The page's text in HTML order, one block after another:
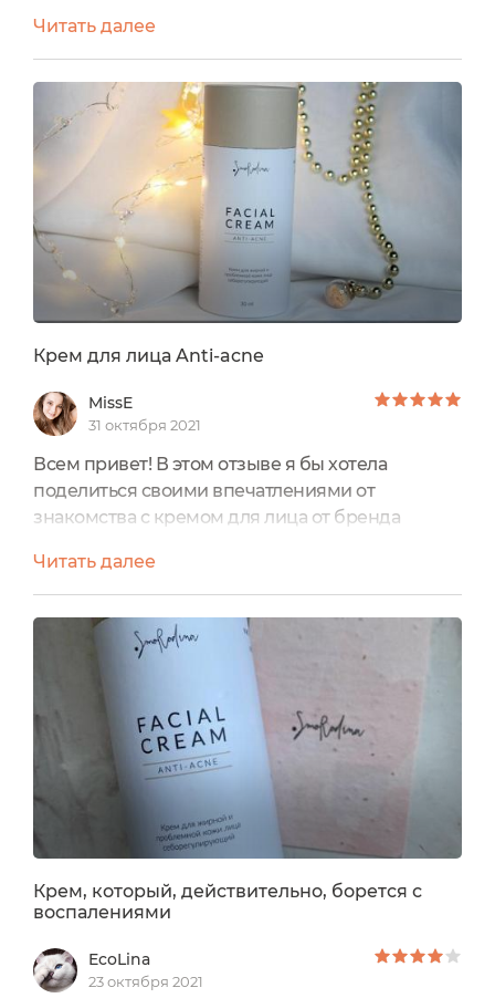
по прошествии месяца. Мой тип кожи...У меня
кожа возрастная, местами появились
шелушения, это скорее никак не связанно с
возрастом, просто на данный момент, я
прохожу лечение и это отражается на коже, в
том числе и сыпью. Да-да, так меня...
Читать далее
Крем для лица Anti-acne
MissE
31 октября 2021
Всем привет! В этом отзыве я бы хотела
поделиться своими впечатлениями от
знакомства с кремом для лица от бренда
и жирной кожи лица «Anti-Acne». Продукт
предоставлен на тестирование в рамках
приглашения бренда на портале.
Упаковка:Упаковка у крема мне очень
понравилась, потому что она аккуратная, не
кричащая и не огромная по размерам, но при
этом средства...
Читать далее
Крем, который, действительно, борется с
воспалениями
EcoLina
23 октября 2021